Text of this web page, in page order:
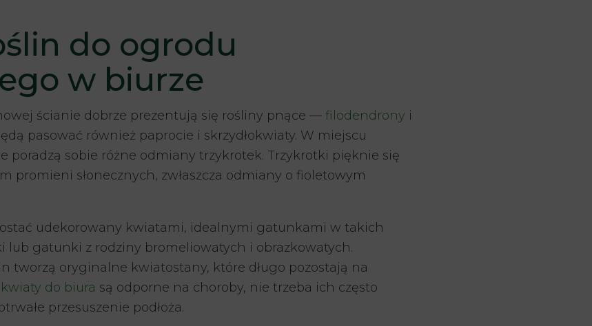
do ogrodu
w biurze
ścianie dobrze prezentują się rośliny pnące — filodendrony i
pasować również paprocie i skrzydłokwiaty. W miejscu
poradzą sobie różne odmiany trzykrotek. Trzykrotki pięknie się
promieni słonecznych, zwłaszcza odmiany o fioletowym
udekorowany kwiatami, idealnymi gatunkami w takich
lub gatunki z rodziny bromeliowatych i obrazkowatych.
tworzą oryginalne kwiatostany, które długo pozostają na
kwiaty do biura są odporne na choroby, nie trzeba ich często
przesuszenie podłoża.